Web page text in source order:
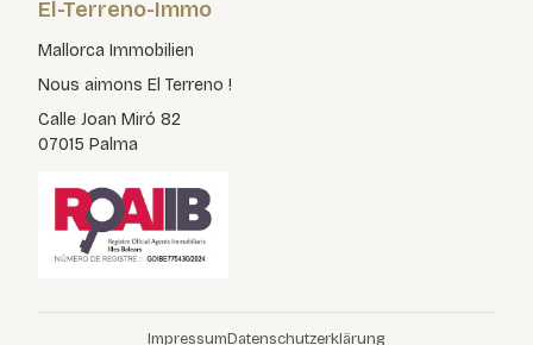
El-Terreno-Immo
Mallorca Immobilien
Nous aimons El Terreno !
Calle Joan Miró 82
07015 Palma
ImpressumDatenschutzerklärung